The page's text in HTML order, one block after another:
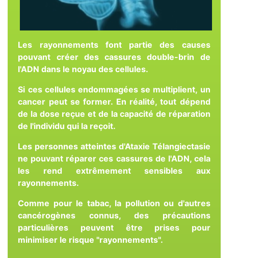
Les rayonnements font partie des causes
pouvant créer des cassures double-brin de
l'ADN dans le noyau des cellules.
Si ces cellules endommagées se multiplient, un
cancer peut se former. En réalité, tout dépend
de la dose reçue et de la capacité de réparation
de l'individu qui la reçoit.
Les personnes atteintes d'Ataxie Télangiectasie
ne pouvant réparer ces cassures de l'ADN, cela
les rend extrêmement sensibles aux
rayonnements.
Comme pour le tabac, la pollution ou d'autres
cancérogènes connus, des précautions
particulières peuvent être prises pour
minimiser le risque "rayonnements".